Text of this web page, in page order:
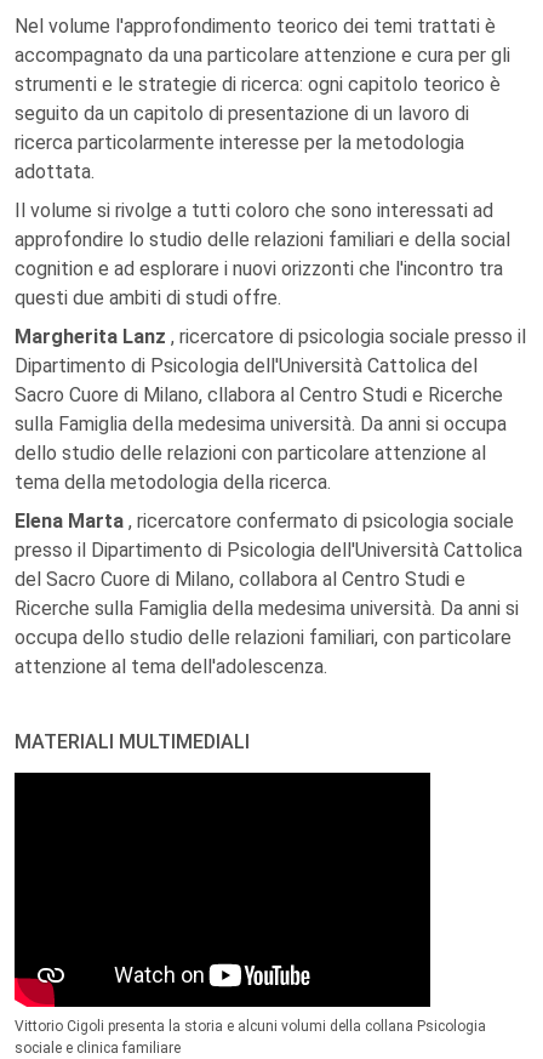
Nel volume l'approfondimento teorico dei temi trattati è
accompagnato da una particolare attenzione e cura per gli
strumenti e le strategie di ricerca: ogni capitolo teorico è
seguito da un capitolo di presentazione di un lavoro di
ricerca particolarmente interesse per la metodologia
adottata.
Il volume si rivolge a tutti coloro che sono interessati ad
approfondire lo studio delle relazioni familiari e della social
cognition e ad esplorare i nuovi orizzonti che l'incontro tra
questi due ambiti di studi offre.
Margherita Lanz , ricercatore di psicologia sociale presso il
Dipartimento di Psicologia dell'Università Cattolica del
Sacro Cuore di Milano, cllabora al Centro Studi e Ricerche
sulla Famiglia della medesima università. Da anni si occupa
dello studio delle relazioni con particolare attenzione al
tema della metodologia della ricerca.
Elena Marta , ricercatore confermato di psicologia sociale
presso il Dipartimento di Psicologia dell'Università Cattolica
del Sacro Cuore di Milano, collabora al Centro Studi e
Ricerche sulla Famiglia della medesima università. Da anni si
occupa dello studio delle relazioni familiari, con particolare
attenzione al tema dell'adolescenza.
MATERIALI MULTIMEDIALI
Vittorio Cigoli presenta la storia e alcuni volumi della collana Psicologia
sociale e clinica familiare